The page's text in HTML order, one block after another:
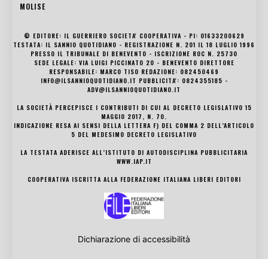
MOLISE
© EDITORE: IL GUERRIERO SOCIETA' COOPERATIVA - PI: 01633200629
TESTATA: IL SANNIO QUOTIDIANO - REGISTRAZIONE N. 201 IL 18 LUGLIO 1996
PRESSO IL TRIBUNALE DI BENEVENTO - ISCRIZIONE ROC N. 25730
SEDE LEGALE: VIA LUIGI PICCINATO 20 - BENEVENTO DIRETTORE
RESPONSABILE: MARCO TISO REDAZIONE: 082450469
INFO@ILSANNIOQUOTIDIANO.IT PUBBLICITA': 0824355185 -
ADV@ILSANNIOQUOTIDIANO.IT
LA SOCIETÀ PERCEPISCE I CONTRIBUTI DI CUI AL DECRETO LEGISLATIVO 15
MAGGIO 2017, N. 70.
INDICAZIONE RESA AI SENSI DELLA LETTERA F) DEL COMMA 2 DELL’ARTICOLO
5 DEL MEDESIMO DECRETO LEGISLATIVO
LA TESTATA ADERISCE ALL’ISTITUTO DI AUTODISCIPLINA PUBBLICITARIA
WWW.IAP.IT
COOPERATIVA ISCRITTA ALLA FEDERAZIONE ITALIANA LIBERI EDITORI
Dichiarazione di accessibilità